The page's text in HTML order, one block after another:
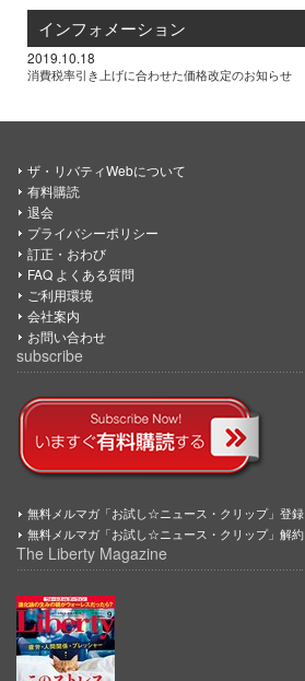
インフォメーション
2019.10.18
消費税率引き上げに合わせた価格改定のお知らせ
ザ・リバティWebについて
有料購読
退会
プライバシーポリシー
訂正・おわび
FAQ よくある質問
ご利用環境
会社案内
お問い合わせ
subscribe
無料メルマガ「お試し☆ニュース・クリップ」登録
無料メルマガ「お試し☆ニュース・クリップ」解約
The Liberty Magazine